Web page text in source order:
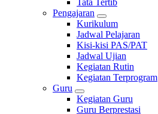
Tata Tertib
Pengajaran
Kurikulum
Jadwal Pelajaran
Kisi-kisi PAS/PAT
Jadwal Ujian
Kegiatan Rutin
Kegiatan Terprogram
Guru
Kegiatan Guru
Guru Berprestasi